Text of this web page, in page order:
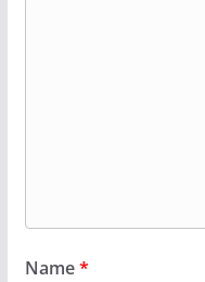
Name*